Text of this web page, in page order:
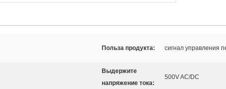
Польза продукта: сигнал управления
Выдержите
напряжение тока:
500V AC/DC